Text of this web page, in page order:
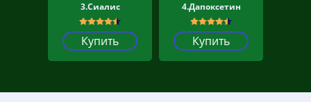
3.Сиалис
Купить
4.Дапоксетин
Купить